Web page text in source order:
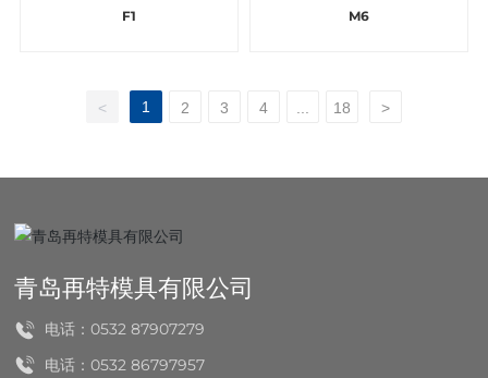
F1 M6
< 1 2 3 4 ... 18 >
青岛再特模具有限公司
电话：0532 87907279
电话：0532 86797957